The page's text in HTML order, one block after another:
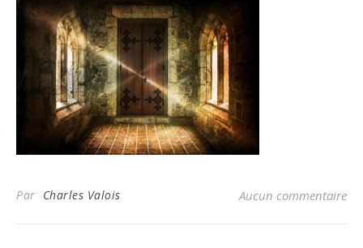
Par Charles Valois Aucun commentaire